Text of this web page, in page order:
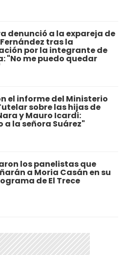
denunció a la expareja de
tras la
por la integrante de
"No me puedo quedar
el informe del Ministerio
sobre las hijas de
y Mauro Icardi:
a la señora Suárez"
los panelistas que
a Moria Casán en su
de El Trece